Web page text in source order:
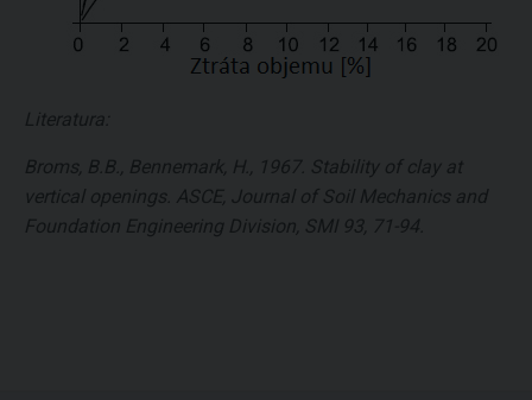
Literatura:
Broms, B.B., Bennemark, H., 1967. Stability of clay at
vertical openings. ASCE, Journal of Soil Mechanics and
Foundation Engineering Division, SMI 93, 71-94.